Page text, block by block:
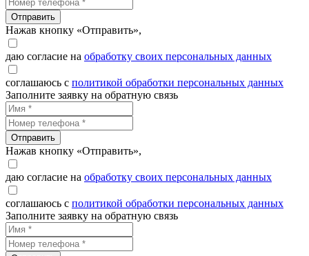
Отправить
Нажав кнопку «Отправить»,
даю согласие на обработку своих персональных данных
соглашаюсь с политикой обработки персональных данных
Заполните заявку на обратную связь
Отправить
Нажав кнопку «Отправить»,
даю согласие на обработку своих персональных данных
соглашаюсь с политикой обработки персональных данных
Заполните заявку на обратную связь